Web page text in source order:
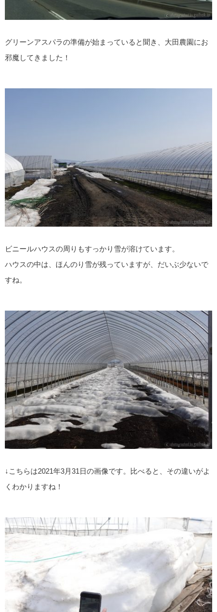
グリーンアスパラの準備が始まっていると聞き、大田農園にお
邪魔してきました！
ビニールハウスの周りもすっかり雪が溶けています。
ハウスの中は、ほんのり雪が残っていますが、だいぶ少ないで
すね。
↓こちらは2021年3月31日の画像です。比べると、その違いがよ
くわかりますね！